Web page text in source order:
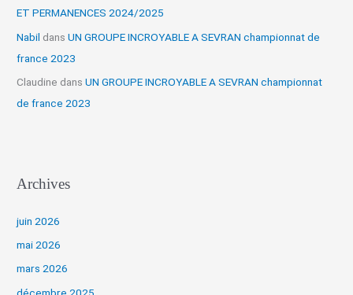
ET PERMANENCES 2024/2025
Nabil dansUN GROUPE INCROYABLE A SEVRAN championnat de
france 2023
Claudine dansUN GROUPE INCROYABLE A SEVRAN championnat
de france 2023
Archives
juin 2026
mai 2026
mars 2026